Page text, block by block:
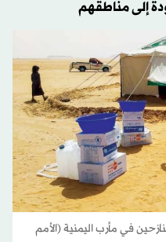
إلى مناطقهم
في مأرب اليمنية (الأمم